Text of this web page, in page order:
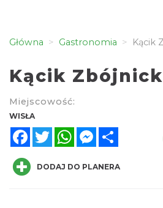
Główna Gastronomia Kącik
Kącik
Miejscowość:
WISŁA
FacebookTwitterWhatsAppMessenger
DODAJ DO PLANERA